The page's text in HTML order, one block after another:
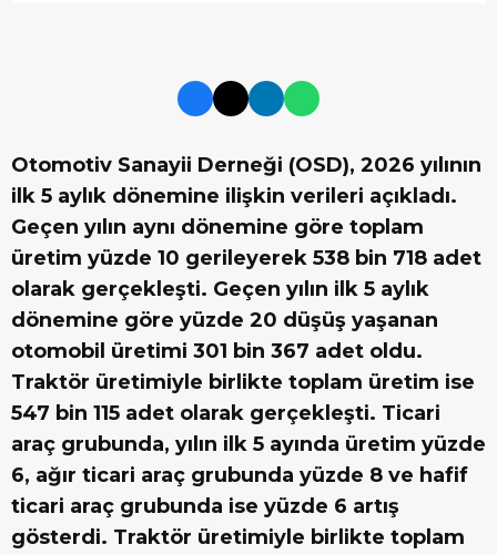
Otomotiv Sanayii Derneği (OSD), 2026 yılının
ilk 5 aylık dönemine ilişkin verileri açıkladı.
Geçen yılın aynı dönemine göre toplam
üretim yüzde 10 gerileyerek 538 bin 718 adet
olarak gerçekleşti. Geçen yılın ilk 5 aylık
dönemine göre yüzde 20 düşüş yaşanan
otomobil üretimi 301 bin 367 adet oldu.
Traktör üretimiyle birlikte toplam üretim ise
547 bin 115 adet olarak gerçekleşti. Ticari
araç grubunda, yılın ilk 5 ayında üretim yüzde
6, ağır ticari araç grubunda yüzde 8 ve hafif
ticari araç grubunda ise yüzde 6 artış
gösterdi. Traktör üretimiyle birlikte toplam